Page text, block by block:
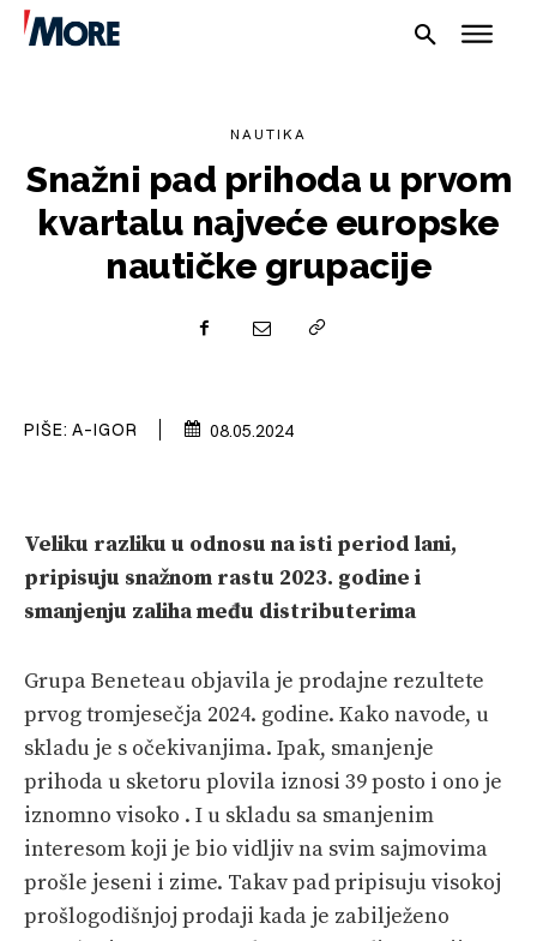
VELIKE PRIČE
PRETPLATA
NAUTIKA
Snažni pad prihoda u prvom
kvartalu najveće europske
nautičke grupacije
PIŠE: A-IGOR 08.05.2024
Veliku razliku u odnosu na isti period lani,
pripisuju snažnom rastu 2023. godine i
smanjenju zaliha među distributerima
Grupa Beneteau objavila je prodajne rezultete
prvog tromjesečja 2024. godine. Kako navode, u
skladu je s očekivanjima. Ipak, smanjenje
prihoda u sketoru plovila iznosi 39 posto i ono je
iznomno visoko . I u skladu sa smanjenim
interesom koji je bio vidljiv na svim sajmovima
prošle jeseni i zime. Takav pad pripisuju visokoj
prošlogodišnjoj prodaji kada je zabilježeno